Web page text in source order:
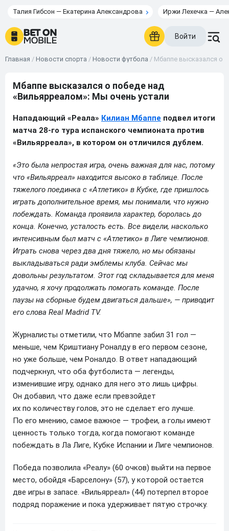
Талия Гибсон — Екатерина Александрова Иржи Лехечка —
Войти
Главная / Новости спорта / Новости футбола / Мбаппе высказался о
Мбаппе высказался о победе над
«Вильярреалом»: Мы очень устали
Нападающий «Реала» Килиан Мбаппе подвел итоги
матча 28-го тура испанского чемпионата против
«Вильярреала», в котором он отличился дублем.
«Это была непростая игра, очень важная для нас, потому
что «Вильярреал» находится высоко в таблице. После
тяжелого поединка с «Атлетико» в Кубке, где пришлось
играть дополнительное время, мы понимали, что нужно
побеждать. Команда проявила характер, боролась до
конца. Конечно, усталость есть. Все видели, насколько
интенсивным был матч с «Атлетико» в Лиге чемпионов.
Играть снова через два дня тяжело, но мы обязаны
выкладываться ради эмблемы клуба. Сейчас мы
довольны результатом. Этот год складывается для меня
удачно, я хочу продолжать помогать команде. После
паузы на сборные будем двигаться дальше», — приводит
его слова Real Madrid TV.
Журналисты отметили, что Мбаппе забил 31 гол —
меньше, чем Криштиану Роналду в его первом сезоне,
но уже больше, чем Роналдо. В ответ нападающий
подчеркнул, что оба футболиста — легенды,
изменившие игру, однако для него это лишь цифры.
Он добавил, что даже если превзойдет
их по количеству голов, это не сделает его лучше.
По его мнению, самое важное — трофеи, а голы имеют
ценность только тогда, когда помогают команде
побеждать в Ла Лиге, Кубке Испании и Лиге чемпионов.
Победа позволила «Реалу» (60 очков) выйти на первое
место, обойдя «Барселону» (57), у которой остается
две игры в запасе. «Вильярреал» (44) потерпел второе
подряд поражение и пока удерживает пятую строчку.